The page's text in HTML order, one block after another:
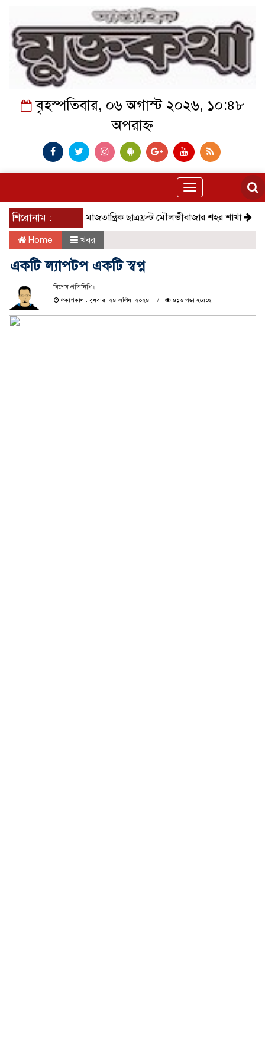
বৃহস্পতিবার, ০৬ অগাস্ট ২০২৬, ১০:৪৮
অপরাহ্ন
Toggle
navigation
শিরোনাম : সমাজতান্ত্রিক ছাত্রফ্রন্ট মৌলভীবাজার শহর শাখা কেমন
Home খবর
একটি ল্যাপটপ একটি স্বপ্ন
বিশেষ প্রতিনিধি॥
প্রকাশকাল : বুধবার, ২৪ এপ্রিল, ২০২৪
৪১৬ পড়া হয়েছে